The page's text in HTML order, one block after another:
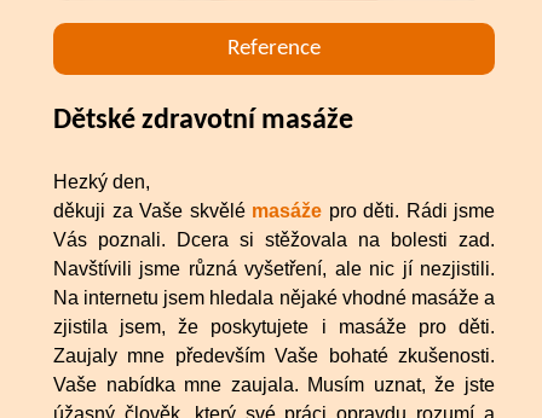
Reference
Dětské zdravotní masáže
Hezký den,
děkuji za Vaše skvělé masáže pro děti. Rádi jsme
Vás poznali. Dcera si stěžovala na bolesti zad.
Navštívili jsme různá vyšetření, ale nic jí nezjistili.
Na internetu jsem hledala nějaké vhodné masáže a
zjistila jsem, že poskytujete i masáže pro děti.
Zaujaly mne především Vaše bohaté zkušenosti.
Vaše nabídka mne zaujala. Musím uznat, že jste